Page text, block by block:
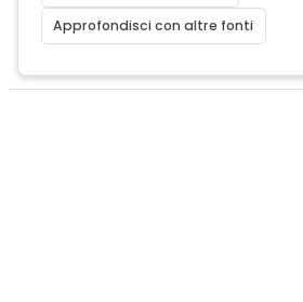
Approfondisci con altre fonti